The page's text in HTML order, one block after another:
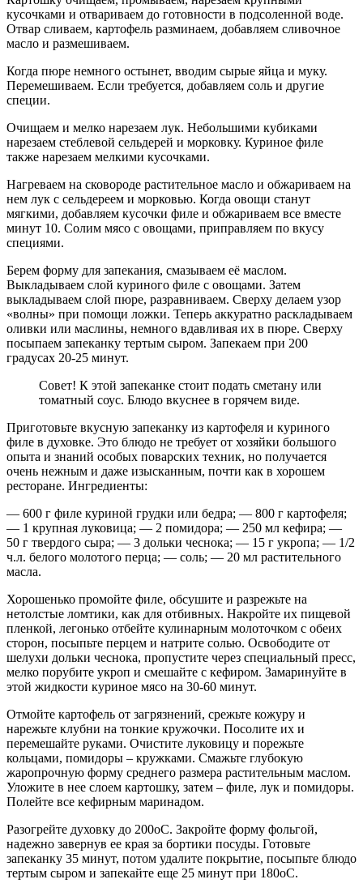
кусочками и отвариваем до готовности в подсоленной воде.
Отвар сливаем, картофель разминаем, добавляем сливочное
масло и размешиваем.
Когда пюре немного остынет, вводим сырые яйца и муку.
Перемешиваем. Если требуется, добавляем соль и другие
специи.
Очищаем и мелко нарезаем лук. Небольшими кубиками
нарезаем стеблевой сельдерей и морковку. Куриное филе
также нарезаем мелкими кусочками.
Нагреваем на сковороде растительное масло и обжариваем на
нем лук с сельдереем и морковью. Когда овощи станут
мягкими, добавляем кусочки филе и обжариваем все вместе
минут 10. Солим мясо с овощами, приправляем по вкусу
специями.
Берем форму для запекания, смазываем её маслом.
Выкладываем слой куриного филе с овощами. Затем
выкладываем слой пюре, разравниваем. Сверху делаем узор
«волны» при помощи ложки. Теперь аккуратно раскладываем
оливки или маслины, немного вдавливая их в пюре. Сверху
посыпаем запеканку тертым сыром. Запекаем при 200
градусах 20-25 минут.
Совет! К этой запеканке стоит подать сметану или
томатный соус. Блюдо вкуснее в горячем виде.
Приготовьте вкусную запеканку из картофеля и куриного
филе в духовке. Это блюдо не требует от хозяйки большого
опыта и знаний особых поварских техник, но получается
очень нежным и даже изысканным, почти как в хорошем
ресторане. Ингредиенты:
— 600 г филе куриной грудки или бедра; — 800 г картофеля;
— 1 крупная луковица; — 2 помидора; — 250 мл кефира; —
50 г твердого сыра; — 3 дольки чеснока; — 15 г укропа; — 1/2
ч.л. белого молотого перца; — соль; — 20 мл растительного
масла.
Хорошенько промойте филе, обсушите и разрежьте на
нетолстые ломтики, как для отбивных. Накройте их пищевой
пленкой, легонько отбейте кулинарным молоточком с обеих
сторон, посыпьте перцем и натрите солью. Освободите от
шелухи дольки чеснока, пропустите через специальный пресс,
мелко порубите укроп и смешайте с кефиром. Замаринуйте в
этой жидкости куриное мясо на 30-60 минут.
Отмойте картофель от загрязнений, срежьте кожуру и
нарежьте клубни на тонкие кружочки. Посолите их и
перемешайте руками. Очистите луковицу и порежьте
кольцами, помидоры – кружками. Смажьте глубокую
жаропрочную форму среднего размера растительным маслом.
Уложите в нее слоем картошку, затем – филе, лук и помидоры.
Полейте все кефирным маринадом.
Разогрейте духовку до 200oC. Закройте форму фольгой,
надежно завернув ее края за бортики посуды. Готовьте
запеканку 35 минут, потом удалите покрытие, посыпьте блюдо
тертым сыром и запекайте еще 25 минут при 180oC.